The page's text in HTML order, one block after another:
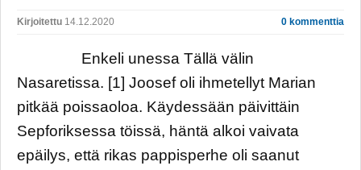
Kirjoitettu 14.12.2020 0 kommenttia
Enkeli unessa Tällä välin
Nasaretissa. [1] Joosef oli ihmetellyt Marian
pitkää poissaoloa. Käydessään päivittäin
Sepforiksessa töissä, häntä alkoi vaivata
epäilys, että rikas pappisperhe oli saanut